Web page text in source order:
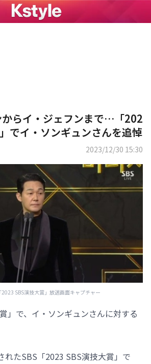
らイ・ジェフンまで…「202
でイ・ソンギュンさんを追悼
2023/12/30 15:30
2023 SBS演技大賞」放送画面キャプチャー
」で、イ・ソンギュンさんに対する
れたSBS「2023 SBS演技大賞」で